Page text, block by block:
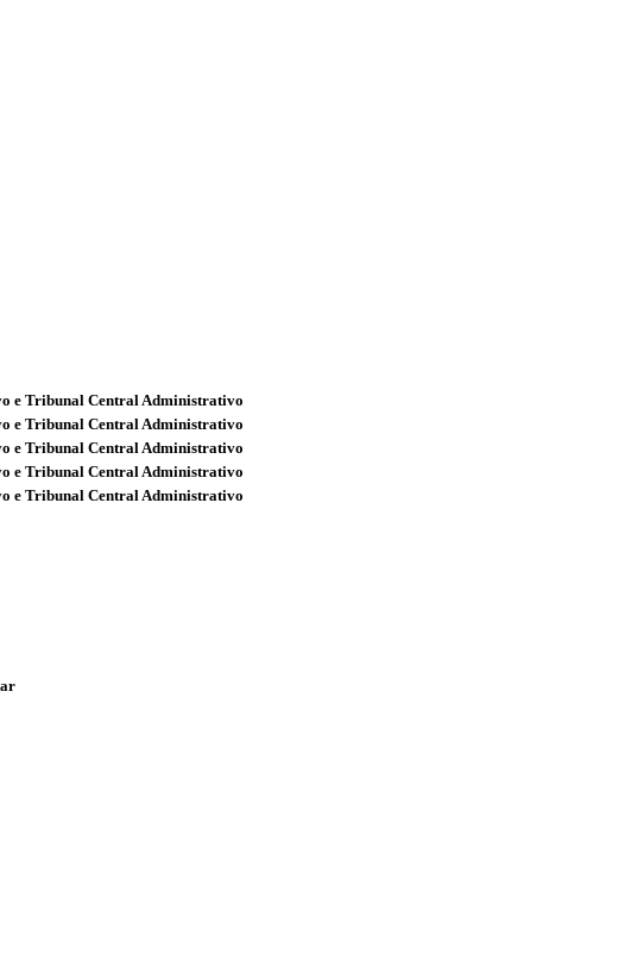
e Tribunal Central Administrativo
e Tribunal Central Administrativo
e Tribunal Central Administrativo
e Tribunal Central Administrativo
e Tribunal Central Administrativo